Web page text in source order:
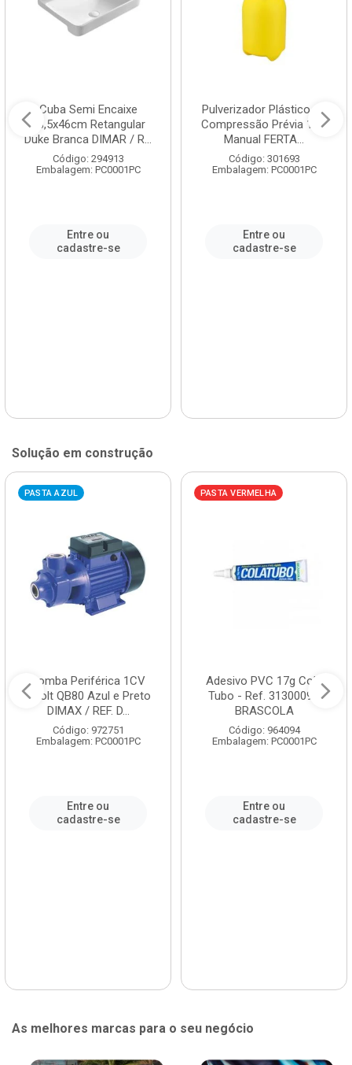
Cuba Semi Encaixe
58,5x46cm Retangular
Duke Branca DIMAR / R...
Código: 294913
Embalagem: PC0001PC
Entre ou
cadastre-se
Pulverizador Plástico de
Compressão Prévia 1,5L
Manual FERTA...
Código: 301693
Embalagem: PC0001PC
Entre ou
cadastre-se
Solução em construção
PASTA AZUL
Bomba Periférica 1CV
Bivolt QB80 Azul e Preto
DIMAX / REF. D...
Código: 972751
Embalagem: PC0001PC
Entre ou
cadastre-se
PASTA VERMELHA
Adesivo PVC 17g Cola
Tubo - Ref. 3130009 -
BRASCOLA
Código: 964094
Embalagem: PC0001PC
Entre ou
cadastre-se
As melhores marcas para o seu negócio